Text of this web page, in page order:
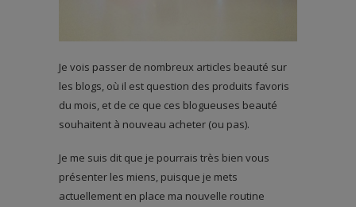
Je vois passer de nombreux articles beauté sur
les blogs, où il est question des produits favoris
du mois, et de ce que ces blogueuses beauté
souhaitent à nouveau acheter (ou pas).
Je me suis dit que je pourrais très bien vous
présenter les miens, puisque je mets
actuellement en place ma nouvelle routine